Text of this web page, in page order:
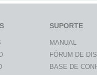
SUPORTE
MANUAL
FÓRUM DE
BASE DE